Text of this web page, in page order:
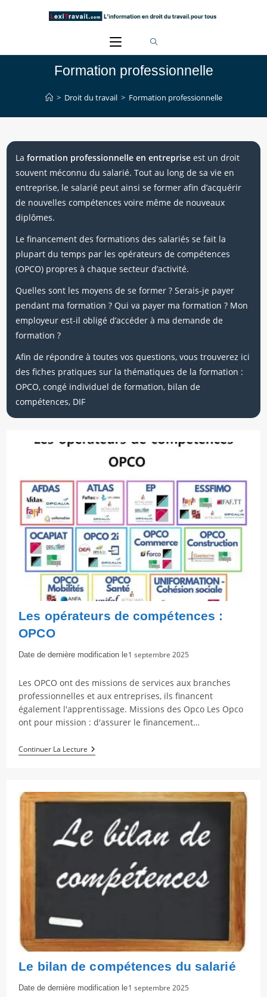
Formation professionnelle
> Droit du travail > Formation professionnelle
Laformation professionnelle en entreprise est un droit
souvent méconnu du salarié. Tout au long de sa vie en
entreprise, le salarié peut ainsi se former afin d’acquérir
de nouvelles compétences voire même de nouveaux
diplômes.
Le financement des formations des salariés se fait la
plupart du temps par les opérateurs de compétences
(OPCO) propres à chaque secteur d’activité.
Quelles sont les moyens de se former ? Serais-je payer
pendant ma formation ? Qui va payer ma formation ? Mon
employeur est-il obligé d’accéder à ma demande de
formation ?
Afin de répondre à toutes vos questions, vous trouverez ici
des fiches pratiques sur la thématiques de la formation :
OPCO, congé individuel de formation, bilan de
compétences, DIF
Les opérateurs de compétences :
OPCO
Dernière
de
publication :
1 septembre 2025
Les OPCO ont des missions de services aux branches
professionnelles et aux entreprises, ils financent
également l'apprentissage. Missions des Opco Les Opco
ont pour mission : d'assurer le financement…
Continuer La Lecture Les
Opérateurs
OPCO
Le bilan de compétences du salarié
Dernière
1 septembre 2025